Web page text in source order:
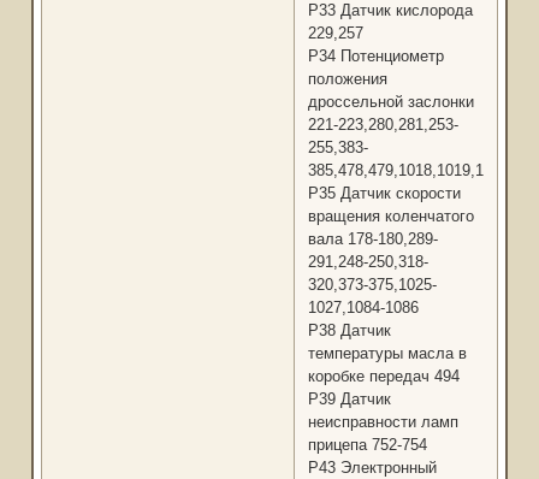
Р33 Датчик кислорода
229,257
Р34 Потенциометр
положения
дроссельной заслонки
221-223,280,281,253-
255,383-
Р35 Датчик скорости
вращения коленчатого
вала 178-180,289-
291,248-250,318-
320,373-375,1025-
1027,1084-1086
Р38 Датчик
температуры масла в
коробке передач 494
Р39 Датчик
неисправности ламп
прицепа 752-754
Р43 Электронный